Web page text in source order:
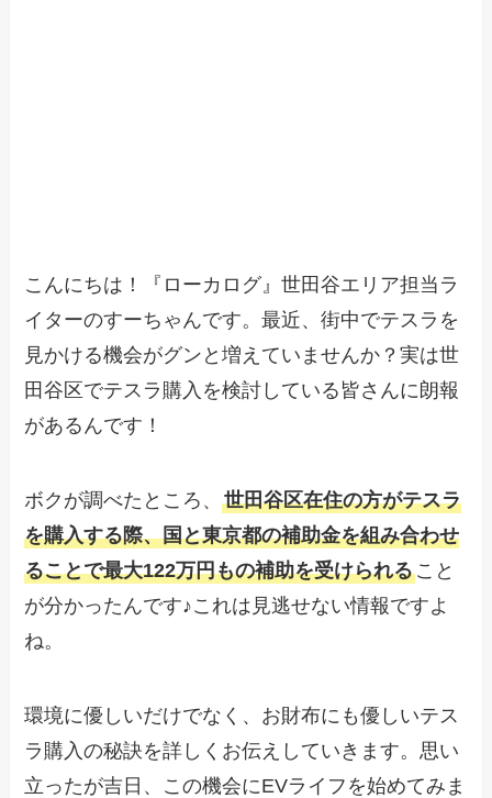
こんにちは！『ローカログ』世田谷エリア担当ラ
イターのすーちゃんです。最近、街中でテスラを
見かける機会がグンと増えていませんか？実は世
田谷区でテスラ購入を検討している皆さんに朗報
があるんです！
ボクが調べたところ、世田谷区在住の方がテスラ
を購入する際、国と東京都の補助金を組み合わせ
ることで最大122万円もの補助を受けられること
が分かったんです♪これは見逃せない情報ですよ
ね。
環境に優しいだけでなく、お財布にも優しいテス
ラ購入の秘訣を詳しくお伝えしていきます。思い
立ったが吉日、この機会にEVライフを始めてみま